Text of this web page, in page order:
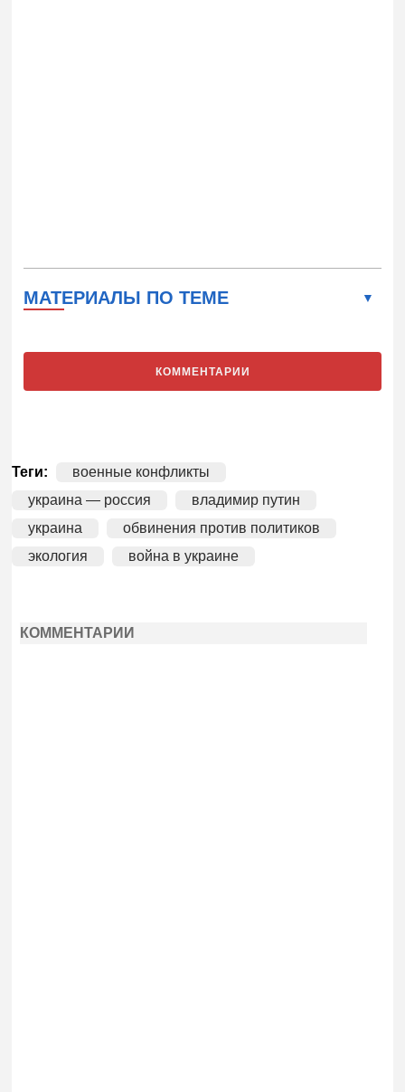
МАТЕРИАЛЫ ПО ТЕМЕ
КОММЕНТАРИИ
Теги:
военные конфликты
украина — россия
владимир путин
украина
обвинения против политиков
экология
война в украине
КОММЕНТАРИИ